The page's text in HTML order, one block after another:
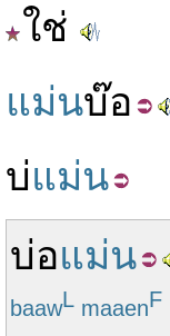
ใช่
แม่นบ๊อ
บ่แม่น
บ่อแม่น
baawL maaenF